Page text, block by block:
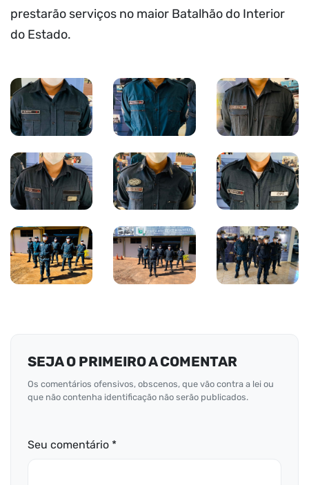
prestarão serviços no maior Batalhão do Interior
do Estado.
SEJA O PRIMEIRO A COMENTAR
Os comentários ofensivos, obscenos, que vão contra a lei ou
que não contenha identificação não serão publicados.
Seu comentário *